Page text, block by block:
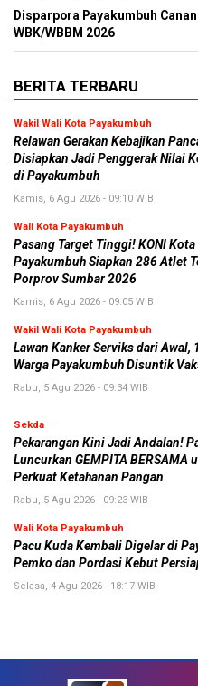
Disparpora Payakumbuh
WBK/WBBM 2026
BERITA TERBARU
Wakil Wali Kota Payakumbuh
Relawan Gerakan Kebajikan
Disiapkan Jadi Penggerak Nilai
di Payakumbuh
Kamis, 6 Agu 2026 - 09:10 WIB
Wali Kota Payakumbuh
Pasang Target Tinggi! KONI Kota
Payakumbuh Siapkan 286 Atlet
Porprov Sumbar 2026
Kamis, 6 Agu 2026 - 09:05 WIB
Wakil Wali Kota Payakumbuh
Lawan Kanker Serviks dari Awal,
Warga Payakumbuh Disuntik
Rabu, 5 Agu 2026 - 09:34 WIB
Sekda
Pekarangan Kini Jadi Andalan!
Luncurkan GEMPITA BERSAMA
Perkuat Ketahanan Pangan
Rabu, 5 Agu 2026 - 09:23 WIB
Wali Kota Payakumbuh
Pacu Kuda Kembali Digelar di
Pemko dan Pordasi Kebut
Selasa, 4 Agu 2026 - 18:17 WIB